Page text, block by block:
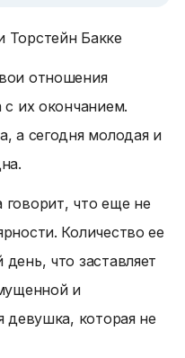
Бакке
отношения
с их окончанием.
а сегодня молодая и
что еще не
Количество ее
что заставляет
и
девушка, которая не